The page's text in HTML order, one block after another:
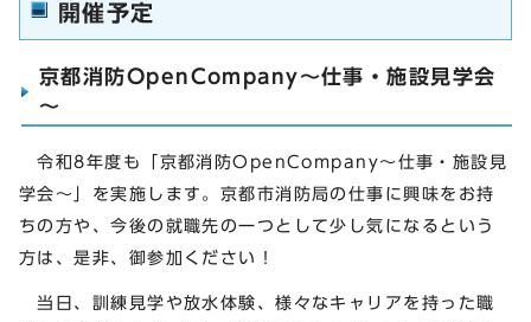
開催予定
京都消防OpenCompany～仕事・施設見学会
～
令和8年度も「京都消防OpenCompany～仕事・施設見
学会～」を実施します。京都市消防局の仕事に興味をお持
ちの方や、今後の就職先の一つとして少し気になるという
方は、是非、御参加ください！
当日、訓練見学や放水体験、様々なキャリアを持った職